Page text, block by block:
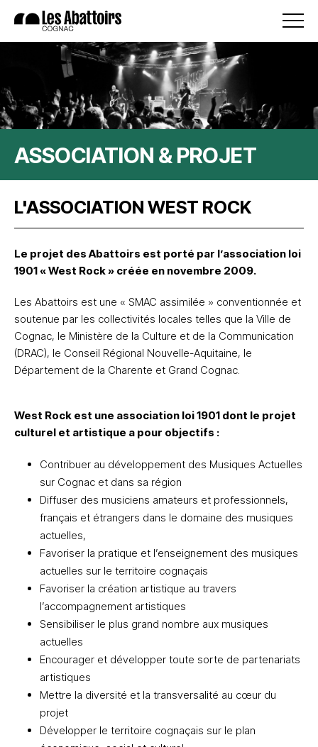
ASSOCIATION & PROJET
L'ASSOCIATION WEST ROCK
Le projet des Abattoirs est porté par l’association loi
1901 « West Rock » créée en novembre 2009.
Les Abattoirs est une « SMAC assimilée » conventionnée et
soutenue par les collectivités locales telles que la Ville de
Cognac, le Ministère de la Culture et de la Communication
(DRAC), le Conseil Régional Nouvelle-Aquitaine, le
Département de la Charente et Grand Cognac.
West Rock est une association loi 1901 dont le projet
culturel et artistique a pour objectifs :
Contribuer au développement des Musiques Actuelles
sur Cognac et dans sa région
Diffuser des musiciens amateurs et professionnels,
français et étrangers dans le domaine des musiques
actuelles,
Favoriser la pratique et l’enseignement des musiques
actuelles sur le territoire cognaçais
Favoriser la création artistique au travers
l’accompagnement artistiques
Sensibiliser le plus grand nombre aux musiques
actuelles
Encourager et développer toute sorte de partenariats
artistiques
Mettre la diversité et la transversalité au cœur du
projet
Développer le territoire cognaçais sur le plan